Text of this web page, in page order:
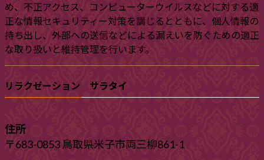
め、不正アクセス、コンピューターウイルスなどに対する適
正な情報セキュリティー対策を講じるとともに、個人情報の
持ち出し、外部への送信などによる漏えいを防ぐための適正
な取り扱いと維持管理を行います。
リラクゼーション サラタイ
住所
〒683-0853 鳥取県米子市両三柳861-1